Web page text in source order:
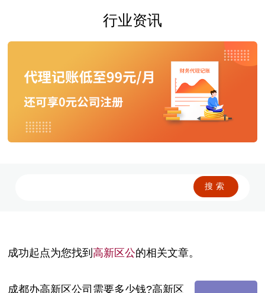
行业资讯
成功起点为您找到高新区公的相关文章。
成都办高新区公司需要多少钱?高新区